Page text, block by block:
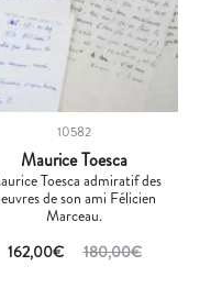
10582
Maurice Toesca
Toesca admiratif des
de son ami Félicien
Marceau.
180,00€
162,00€